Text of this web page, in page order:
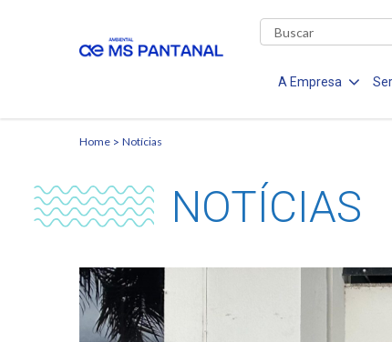
A Empresa
Home Notícias
NOTÍCIAS